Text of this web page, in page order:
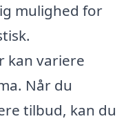
mulighed for
kan variere
Når du
tilbud, kan du